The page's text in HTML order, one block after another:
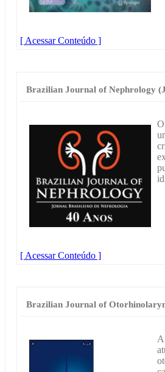
[ Acessar Conteúdo ]
Brazilian Journal of Nephrology
[ Acessar Conteúdo ]
Brazilian Journal of